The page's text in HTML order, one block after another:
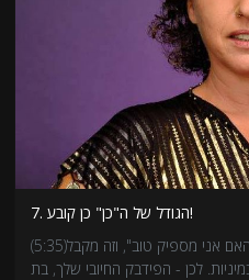
7. הגודל של ה"כן" כן קובע!
(5:35)הדרמה המרכזית של הגבריות היא "האם אני מספיק טוב", וזה מקבל
לכן - הפידבק החיובי שלך, בת